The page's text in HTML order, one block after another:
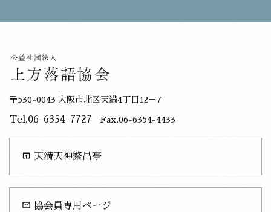
〒530-0043 大阪市北区天満4丁目12－7
Tel.06-6354-7727 Fax.06-6354-4433
open_in_browser 天満天神繁昌亭
mail_outline 協会員専用ページ